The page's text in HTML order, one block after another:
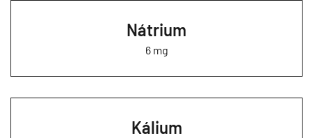
Nátrium
6 mg
Kálium